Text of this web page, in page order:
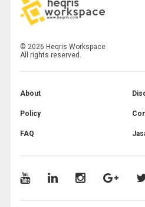
© 2026 Heqris Workspace
All rights reserved.
About
Policy
FAQ